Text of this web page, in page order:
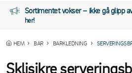
Sortimentet vokser – ikke gå glipp
her!
HEM BAR BARKLEDNING
Sklisikre